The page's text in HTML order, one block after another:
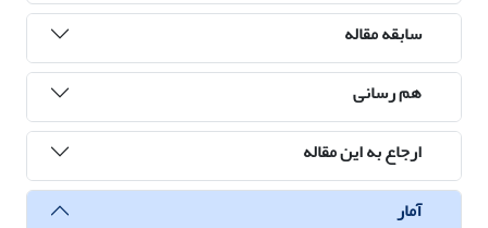
سابقه مقاله
هم رسانی
ارجاع به این مقاله
آمار